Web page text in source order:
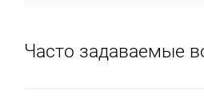
Часто задаваемые